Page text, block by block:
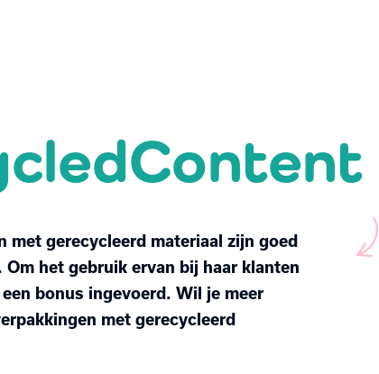
met gerecycleerd materiaal zijn goed
het gebruik ervan bij haar klanten
bonus ingevoerd. Wil je meer
met gerecycleerd